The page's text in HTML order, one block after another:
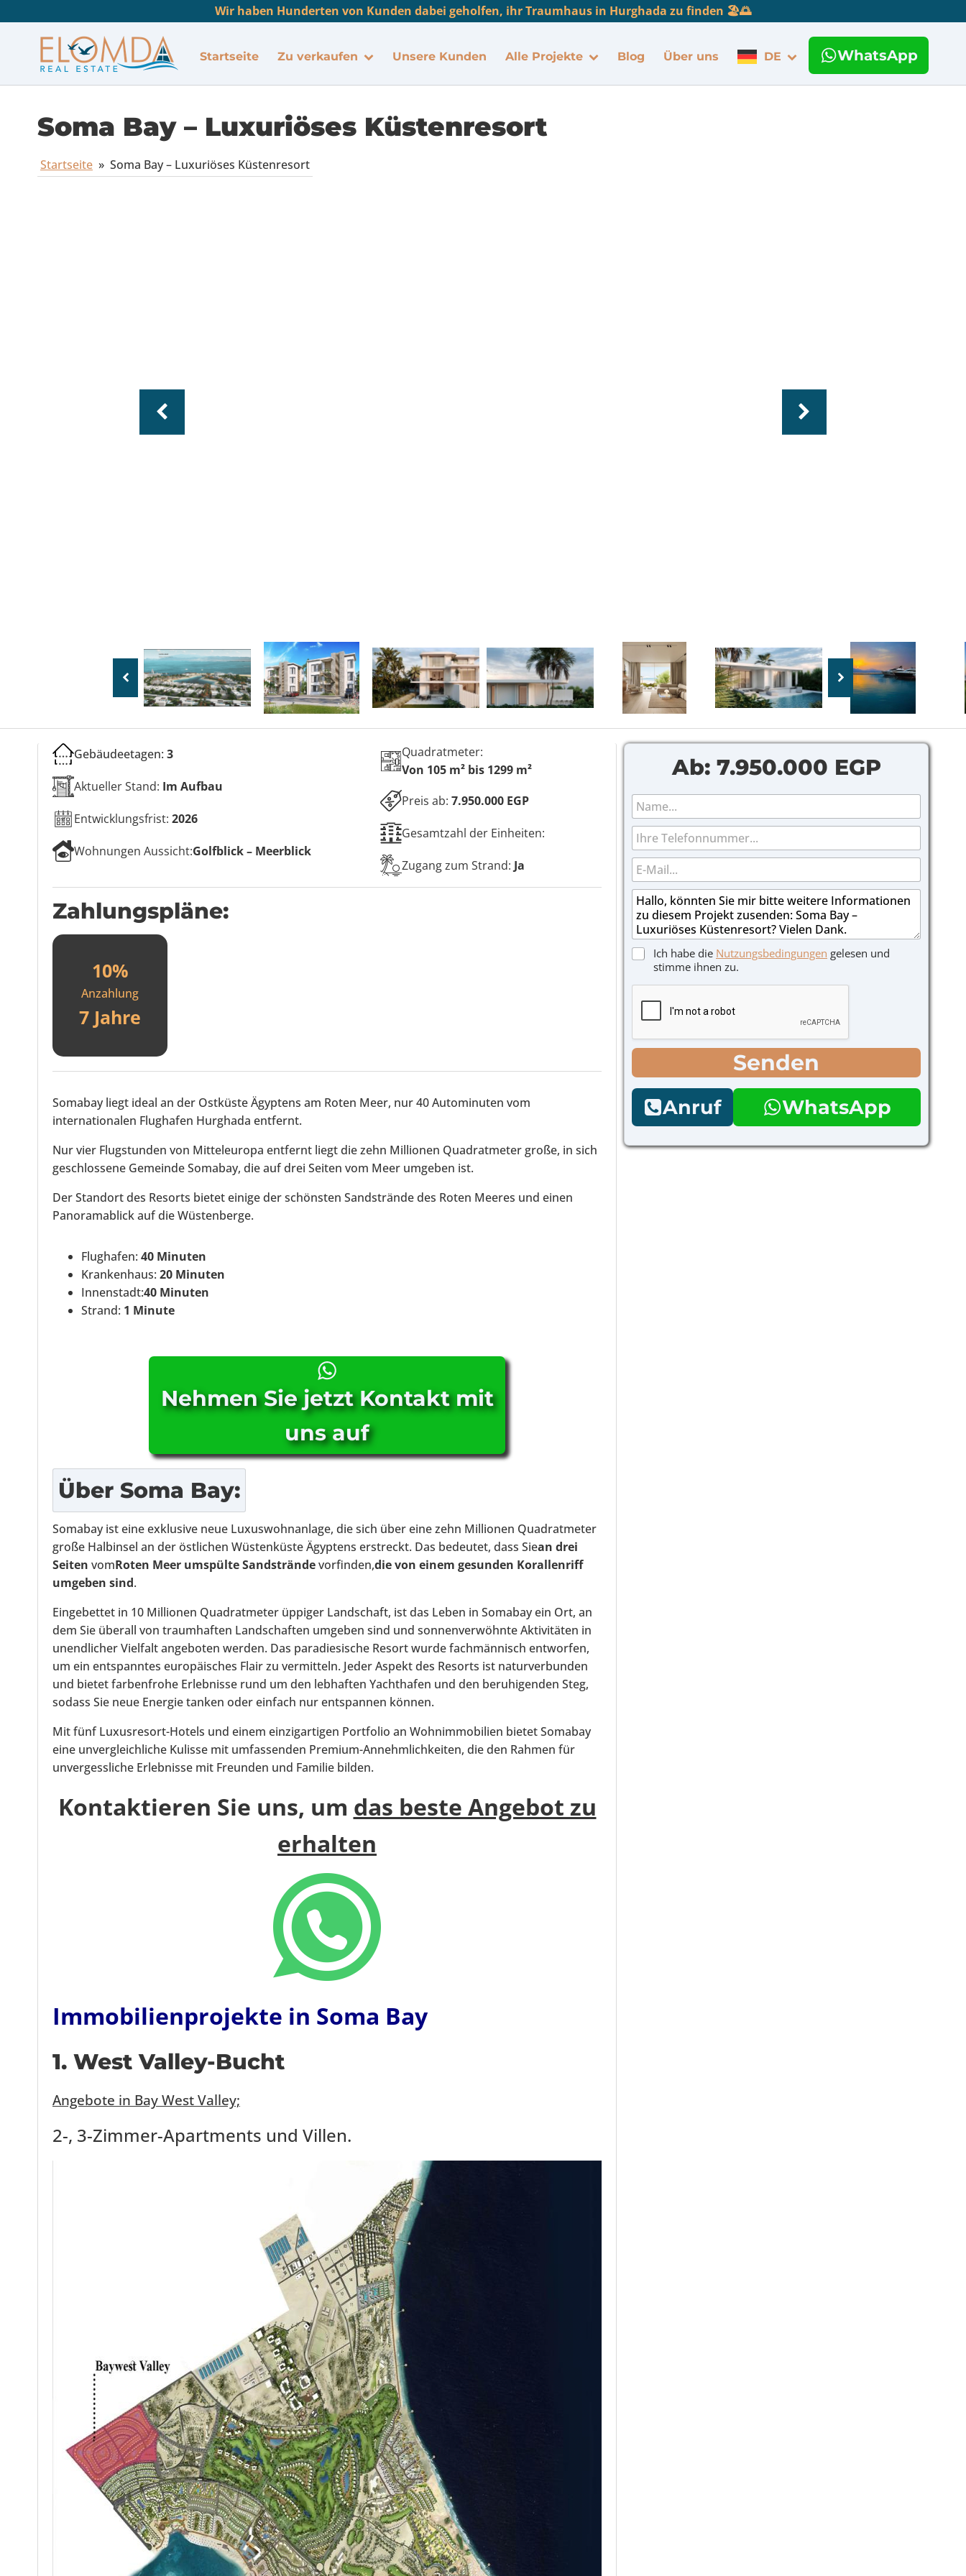
Wir haben Hunderten von Kunden dabei geholfen, ihr Traumhaus in Hurghada zu finden 🏖️🌅
Startseite Zu verkaufen Unsere Kunden Alle Projekte Blog Über uns DE WhatsApp
Soma Bay – Luxuriöses Küstenresort
Startseite » Soma Bay – Luxuriöses Küstenresort
Gebäudeetagen: 3
Aktueller Stand: Im Aufbau
Entwicklungsfrist: 2026
Wohnungen Aussicht:Golfblick – Meerblick
Quadratmeter:
Von 105 m² bis 1299 m²
Preis ab:7.950.000 EGP
Gesamtzahl der Einheiten:
Zugang zum Strand: Ja
Zahlungspläne:
10%
Anzahlung
7 Jahre
Somabay liegt ideal an der Ostküste Ägyptens am Roten Meer, nur 40 Autominuten vom
internationalen Flughafen Hurghada entfernt.
Nur vier Flugstunden von Mitteleuropa entfernt liegt die zehn Millionen Quadratmeter große, in sich
geschlossene Gemeinde Somabay, die auf drei Seiten vom Meer umgeben ist.
Der Standort des Resorts bietet einige der schönsten Sandstrände des Roten Meeres und einen
Panoramablick auf die Wüstenberge.
Flughafen: 40 Minuten
Krankenhaus: 20 Minuten
Innenstadt:40 Minuten
Strand: 1 Minute
Nehmen Sie jetzt Kontakt mit
uns auf
Über Soma Bay:
Somabay ist eine exklusive neue Luxuswohnanlage, die sich über eine zehn Millionen Quadratmeter
große Halbinsel an der östlichen Wüstenküste Ägyptens erstreckt. Das bedeutet, dass Siean drei
Seiten vomRoten Meer umspülte Sandsträndevorfinden,die von einem gesunden Korallenriff
umgeben sind.
Eingebettet in 10 Millionen Quadratmeter üppiger Landschaft, ist das Leben in Somabay ein Ort, an
dem Sie überall von traumhaften Landschaften umgeben sind und sonnenverwöhnte Aktivitäten in
unendlicher Vielfalt angeboten werden. Das paradiesische Resort wurde fachmännisch entworfen,
um ein entspanntes europäisches Flair zu vermitteln. Jeder Aspekt des Resorts ist naturverbunden
und bietet farbenfrohe Erlebnisse rund um den lebhaften Yachthafen und den beruhigenden Steg,
sodass Sie neue Energie tanken oder einfach nur entspannen können.
Mit fünf Luxusresort-Hotels und einem einzigartigen Portfolio an Wohnimmobilien bietet Somabay
eine unvergleichliche Kulisse mit umfassenden Premium-Annehmlichkeiten, die den Rahmen für
unvergessliche Erlebnisse mit Freunden und Familie bilden.
Kontaktieren Sie uns, um das beste Angebot zu
erhalten
Immobilienprojekte in Soma Bay
1. West Valley-Bucht
Angebote in Bay West Valley;
2-, 3-Zimmer-Apartments und Villen.
Ab: 7.950.000 EGP
N
a
m
e
*
T
e
l
e
f
o
n
E
-
M
a
*
E
M
a
i
l
e
o
n
N
m
N
a
c
h
r
i
h
K
l
l
ä
s
h
e
Ich habe die Nutzungsbedingungen gelesen und
stimme ihnen zu.
Senden
Anruf WhatsApp